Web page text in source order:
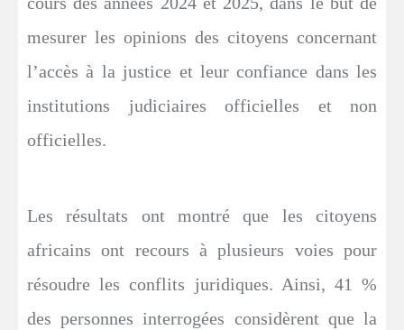
mesurer les opinions des citoyens concernant
l’accès à la justice et leur confiance dans les
institutions judiciaires officielles et non
officielles.
Les résultats ont montré que les citoyens
africains ont recours à plusieurs voies pour
résoudre les conflits juridiques. Ainsi, 41 %
des personnes interrogées considèrent que la